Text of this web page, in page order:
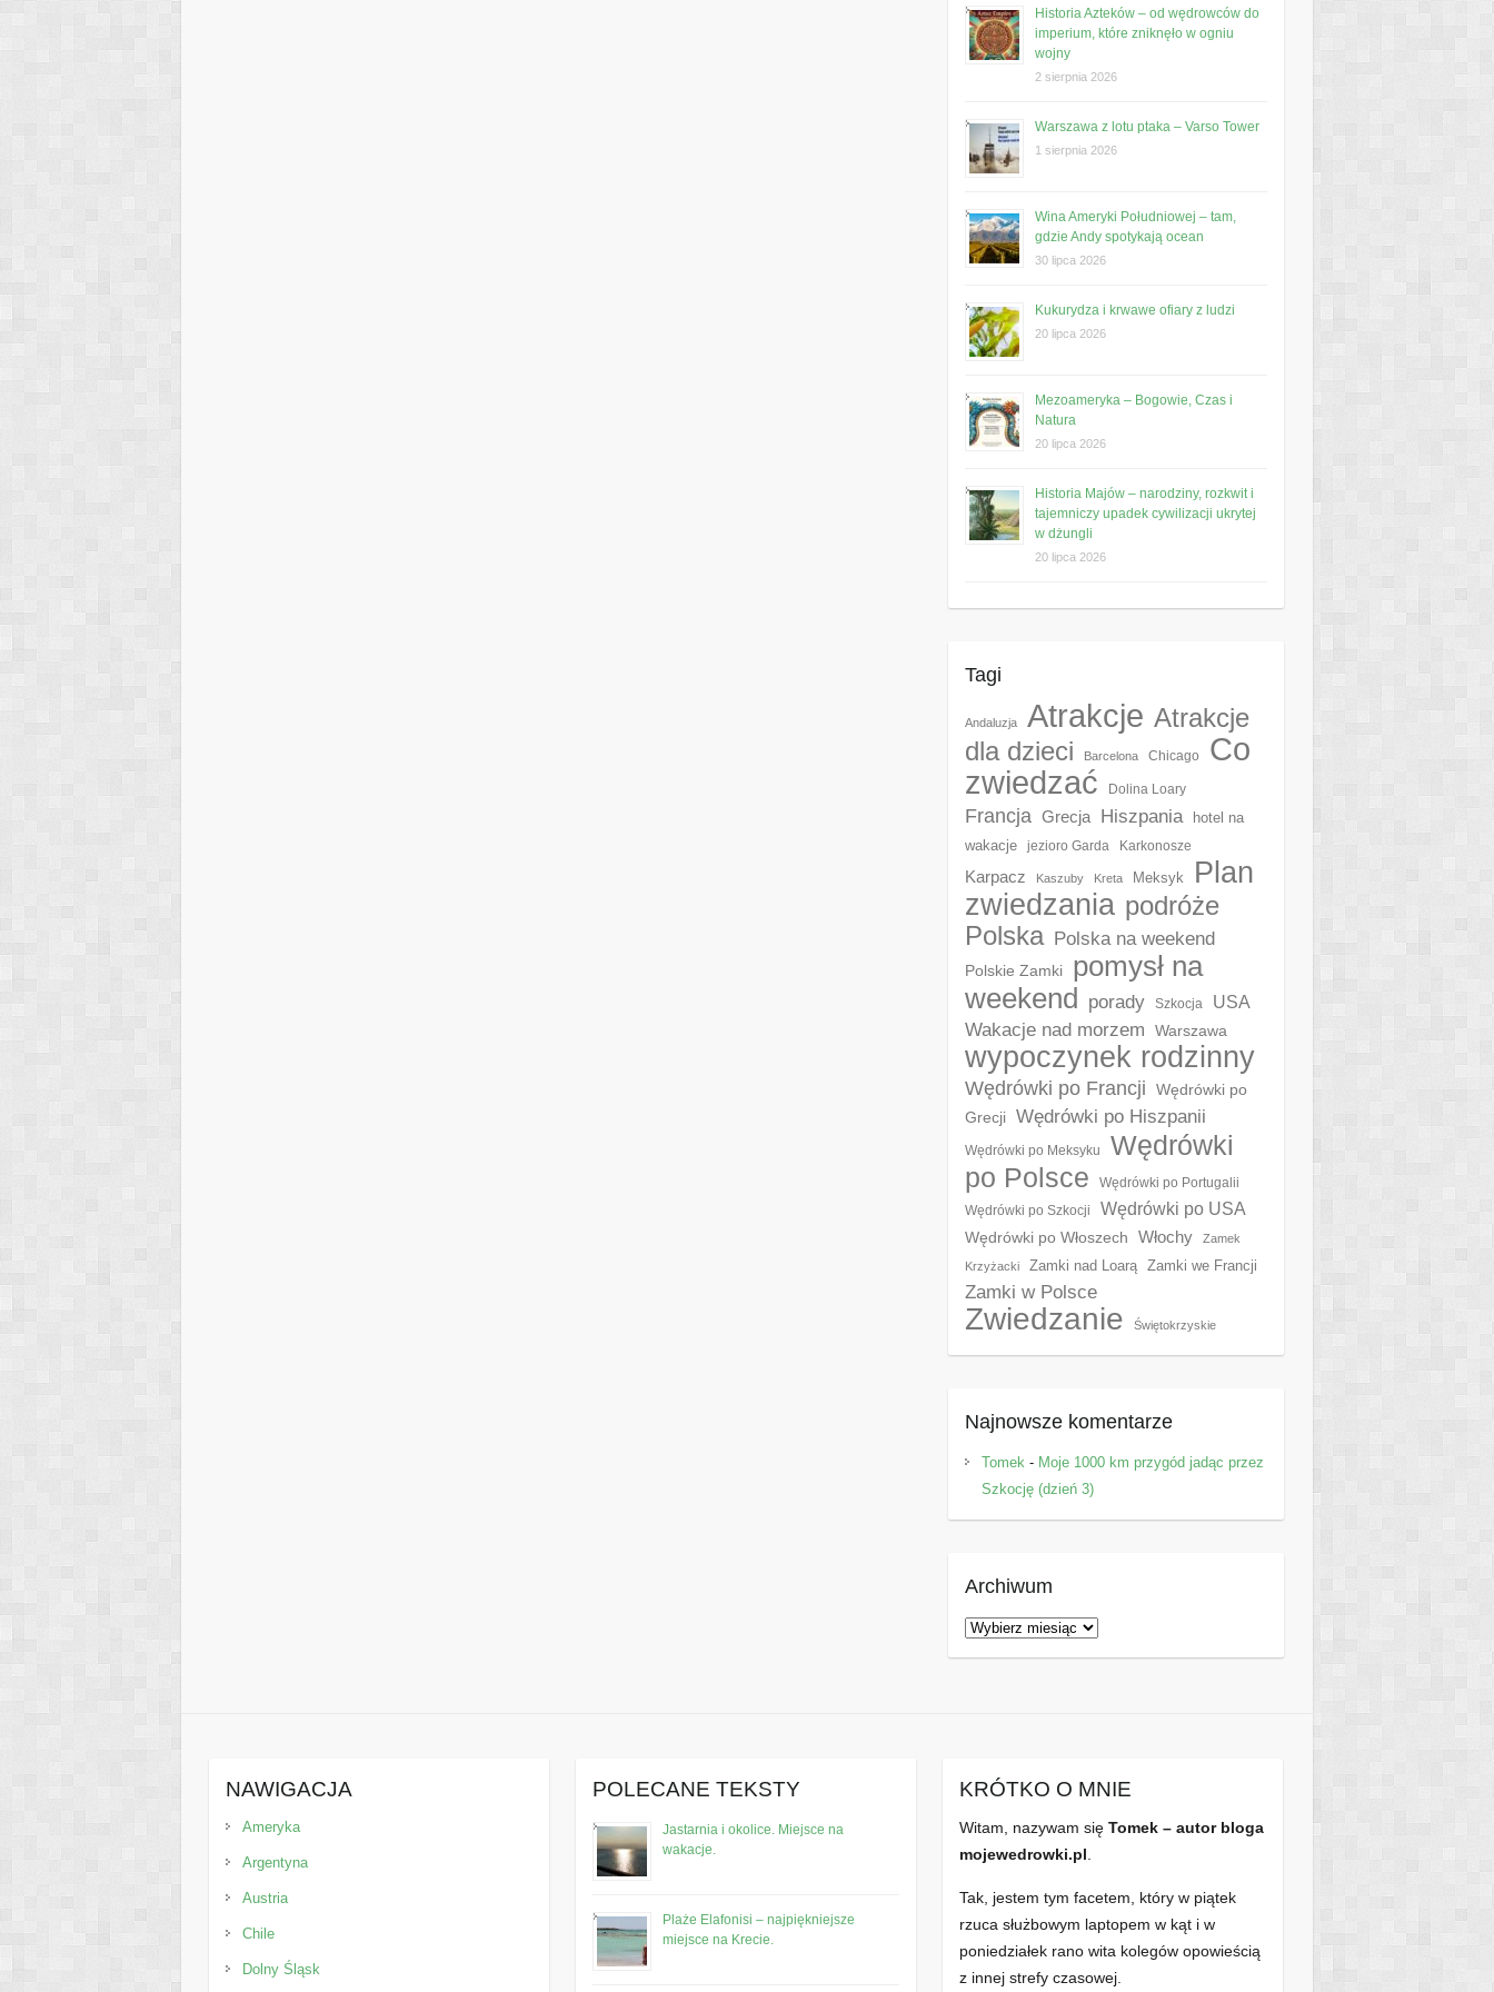
Historia Azteków – od wędrowców do
imperium, które zniknęło w ogniu
wojny
2 sierpnia 2026
Warszawa z lotu ptaka – Varso Tower
1 sierpnia 2026
Wina Ameryki Południowej – tam,
gdzie Andy spotykają ocean
30 lipca 2026
Kukurydza i krwawe ofiary z ludzi
20 lipca 2026
Mezoameryka – Bogowie, Czas i
Natura
20 lipca 2026
Historia Majów – narodziny, rozkwit i
tajemniczy upadek cywilizacji ukrytej
w dżungli
20 lipca 2026
Tagi
Andaluzja Atrakcje Atrakcje
dla dzieci
Barcelona Chicago
Co
zwiedzać
Dolina Loary
Francja Grecja Hiszpania
hotel na
wakacje
jezioro Garda Karkonosze
Karpacz Kaszuby Kreta Meksyk
Plan
zwiedzania podróże
Polska Polska na weekend
Polskie Zamki
pomysł na
weekend porady Szkocja USA
Wakacje nad morzem Warszawa
wypoczynek rodzinny
Wędrówki po Francji
Wędrówki po
Grecji
Wędrówki po Hiszpanii
Wędrówki po Meksyku
Wędrówki
po Polsce
Wędrówki po Portugalii
Wędrówki po Szkocji Wędrówki po USA
Wędrówki po Włoszech Włochy Zamek
Krzyżacki Zamki nad Loarą Zamki we Francji
Zamki w Polsce
Zwiedzanie Świętokrzyskie
Najnowsze komentarze
Tomek - Moje 1000 km przygód jadąc przez
Szkocję (dzień 3)
Archiwum
Archiwum
NAWIGACJA
Ameryka
Argentyna
Austria
Chile
Dolny Śląsk
POLECANE TEKSTY
Jastarnia i okolice. Miejsce na
wakacje.
Plaże Elafonisi – najpiękniejsze
miejsce na Krecie.
KRÓTKO O MNIE
Witam, nazywam się Tomek – autor bloga
mojewedrowki.pl
Tak, jestem tym facetem, który w piątek
rzuca służbowym laptopem w kąt i w
poniedziałek rano wita kolegów opowieścią
z innej strefy czasowej.